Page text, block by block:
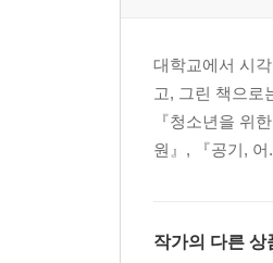
대학교에서 시
고, 그린 책으로
『청소년을 위
원』, 『공기, 어
작가의 다른 상